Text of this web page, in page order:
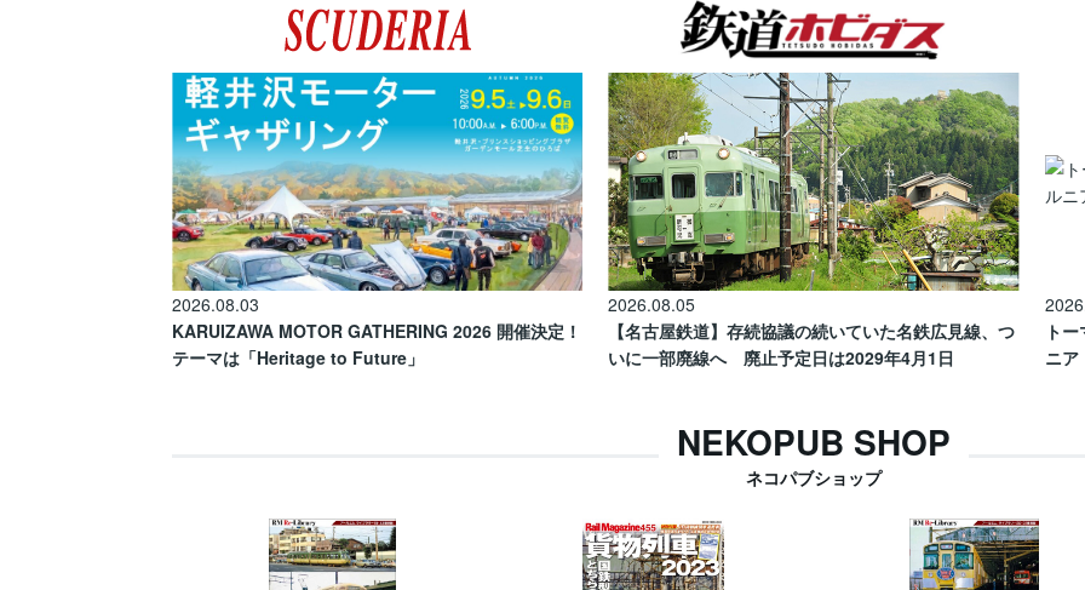
2026.08.03
KARUIZAWA MOTOR GATHERING 2026 開催決定！
テーマは「Heritage to Future」
2026.08.05
【名古屋鉄道】存続協議の続いていた名鉄広見線、つ
いに一部廃線へ 廃止予定日は2029年4月1日
ト
ニア
NEKOPUB SHOP
ネコパブショップ